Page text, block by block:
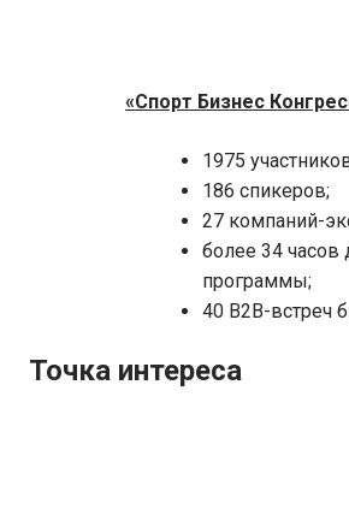
«Спорт Бизнес
1975
186 спикеров;
27 компаний-
более 34 часов
программы;
40 B2B-встреч
Точка интереса